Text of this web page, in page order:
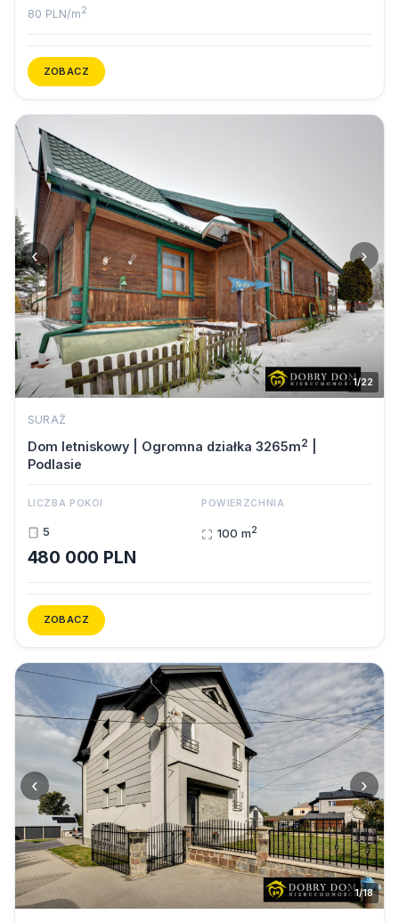
80 PLN/m2
ZOBACZ
‹ ›
1/22
SURAŻ
Dom letniskowy | Ogromna działka 3265m2
Podlasie
LICZBA POKOI
5
POWIERZCHNIA
100 m2
480 000 PLN
ZOBACZ
‹ ›
1/18